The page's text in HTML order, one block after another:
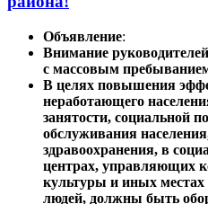
Объявление:
Внимание
с массовым
В целях повышения
неработающего
занятости, социальной
обслуживания
здравоохранения, в
центрах, управляющих
культуры и иных
людей, должны быть